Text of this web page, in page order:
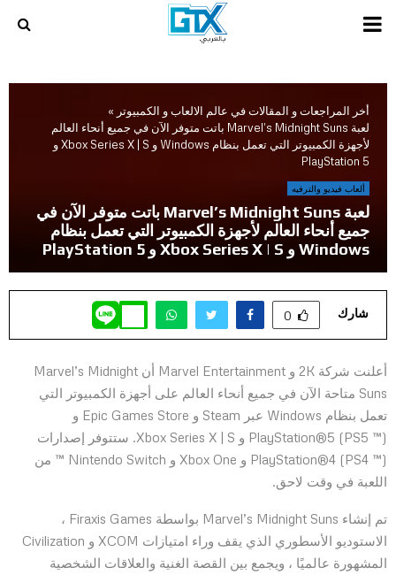
PRIMARY
أخر المراجعات و المقالات في عالم الالعاب و الكمبيوتر »
لعبة Marvel’s Midnight Suns باتت متوفر الآن في جميع أنحاء العالم
لأجهزة الكمبيوتر التي تعمل بنظام Windows و Xbox Series X | S و
PlayStation 5
ألعاب فيديو والترفيه
لعبة Marvel’s Midnight Suns باتت متوفر الآن في
جميع أنحاء العالم لأجهزة الكمبيوتر التي تعمل بنظام
Windows و Xbox Series X | S و PlayStation 5
شارك 0
أعلنت شركة 2K و Marvel Entertainment أن Marvel’s Midnight
Suns متاحة الآن في جميع أنحاء العالم على أجهزة الكمبيوتر التي
تعمل بنظام Windows عبر Steam و Epic Games Store و
PlayStation®5 (PS5 ™) و Xbox Series X | S. ستتوفر إصدارات
PlayStation®4 (PS4 ™) و Xbox One و Nintendo Switch ™ من
اللعبة في وقت لاحق.
تم إنشاء Marvel’s Midnight Suns بواسطة Firaxis Games ،
الاستوديو الأسطوري الذي يقف وراء امتيازات XCOM و Civilization
المشهورة عالميًا ، ويجمع بين القصة الغنية والعلاقات الشخصية